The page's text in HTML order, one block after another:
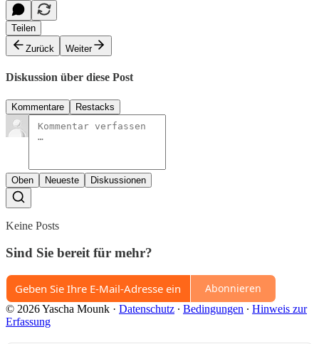
Teilen
Zurück
Weiter
Diskussion über diese Post
Kommentare Restacks
Oben Neueste Diskussionen
Keine Posts
Sind Sie bereit für mehr?
Abonnieren
© 2026 Yascha Mounk · Datenschutz ∙ Bedingungen ∙ Hinweis zur
Erfassung